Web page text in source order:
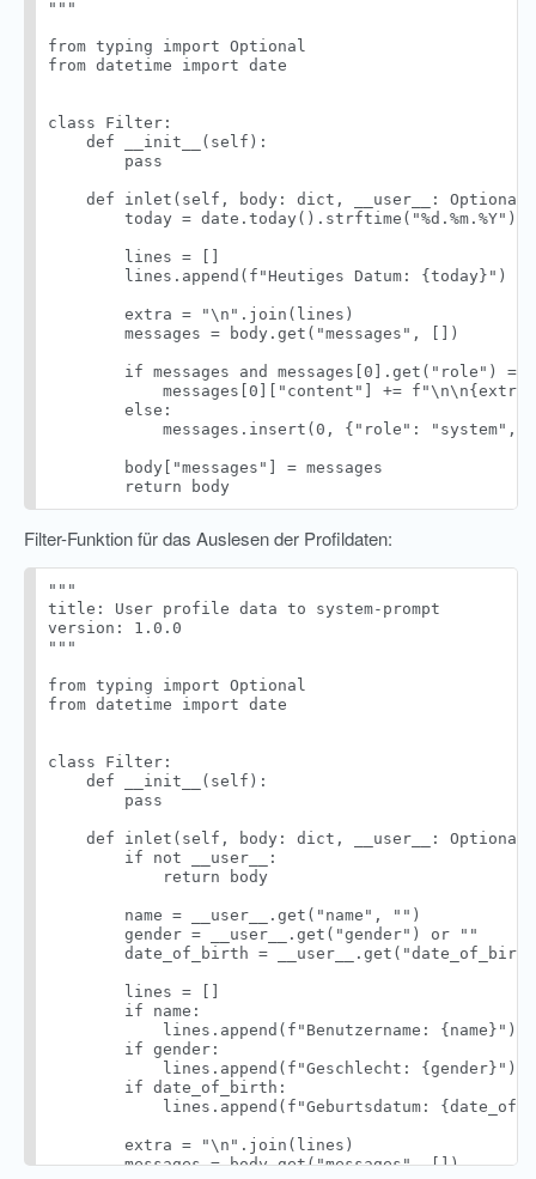
"""
from typing import Optional
from datetime import date
class Filter:
    def __init__(self):
        pass
def inlet(self, body: dict, __user__:
        today = date.today().strftime("%d.%m.%Y")
        lines = []
        lines.append(f"Heutiges Datum: {today}")
        extra = "\n".join(lines)
        messages = body.get("messages", [])
if messages and messages[0].get("role") ==
messages[0]["content"] +=
        else:
messages.insert(0, {"role": "system",
        body["messages"] = messages
Filter-Funktion für das Auslesen der Profildaten:
"""
title: User profile data to system-prompt
version: 1.0.0
"""
from typing import Optional
from datetime import date
class Filter:
    def __init__(self):
        pass
def inlet(self, body: dict, __user__:
        if not __user__:
            return body
        name = __user__.get("name", "")
        gender = __user__.get("gender") or ""
date_of_birth =
        lines = []
        if name:
            lines.append(f"Benutzername: {name}")
        if gender:
            lines.append(f"Geschlecht: {gender}")
        if date_of_birth:
lines.append(f"Geburtsdatum:
        extra = "\n".join(lines)
        messages = body.get("messages", [])